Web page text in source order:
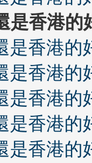
是香港的
是香港的
是香港的
是香港的
是香港的
是香港的